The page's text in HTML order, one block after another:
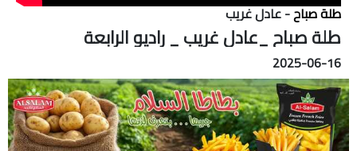
طلة صباح- عادل غريب
طلة صباح _عادل غريب _ راديو الرابعة
2025-06-16